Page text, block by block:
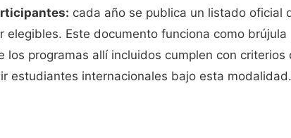
cada año se publica un listado oficial
elegibles. Este documento funciona como
los programas allí incluidos cumplen con
estudiantes internacionales bajo esta modalidad.